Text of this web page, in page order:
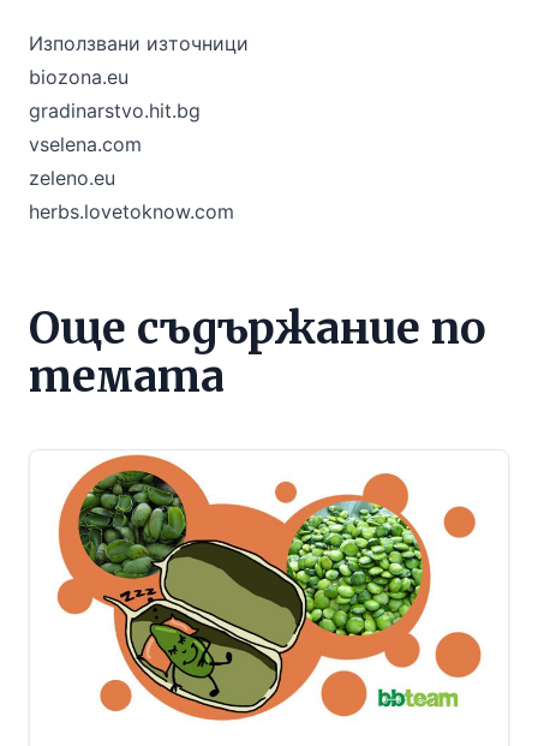
Използвани източници
biozona.eu
gradinarstvo.hit.bg
vselena.com
zeleno.eu
herbs.lovetoknow.com
Още съдържание по
темата